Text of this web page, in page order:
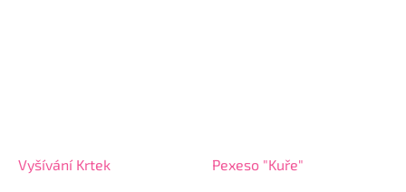
Vyšívání Krtek Pexeso "Kuře"